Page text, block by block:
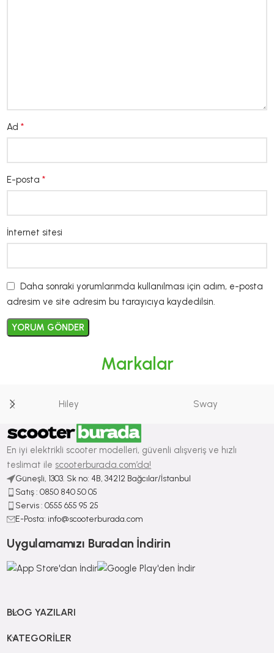
Ad*
E-posta*
İnternet sitesi
Daha sonraki yorumlarımda kullanılması için adım, e-posta
adresim ve site adresim bu tarayıcıya kaydedilsin.
Markalar
Hiley Sway
En iyi elektrikli scooter modelleri, güvenli alışveriş ve hızlı
teslimat ile scooterburada.com’da!
Güneşli, 1303. Sk no: 4B, 34212 Bağcılar/İstanbul
Satış : ⁠0850 840 50 05
Servis : 0555 655 95 25
E-Posta: info@scooterburada.com
Uygulamamızı Buradan İndirin
BLOG YAZILARI
KATEGORILER